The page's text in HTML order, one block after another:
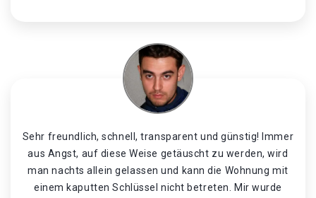
Sehr freundlich, schnell, transparent und günstig! Immer
aus Angst, auf diese Weise getäuscht zu werden, wird
man nachts allein gelassen und kann die Wohnung mit
einem kaputten Schlüssel nicht betreten. Mir wurde